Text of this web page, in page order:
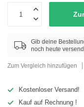
Gib deine
noch heute
Zum Vergleich hinzufügen
Kostenloser Versand!
Kauf auf Rechnung !